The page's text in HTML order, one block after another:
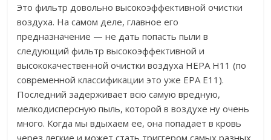
Это фильтр довольно высокоэффективной очистки
воздуха. На самом деле, главное его
предназначение — не дать попасть пыли в
следующий фильтр высокоэффективной и
высококачественной очистки воздуха HEPA H11 (по
современной классификации это уже EPA Е11).
Последний задерживает всю самую вредную,
мелкодисперсную пыль, которой в воздухе ну очень
много. Когда мы вдыхаем ее, она попадает в кровь
через легкие и может стать триггером самых разных